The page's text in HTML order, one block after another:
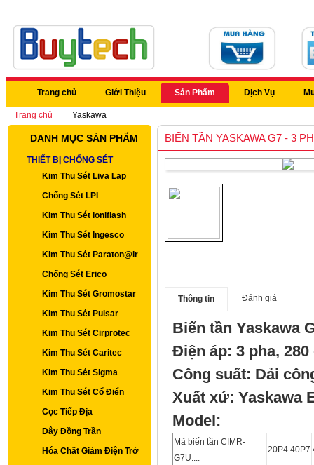
Trang chủ Giới Thiệu Sản Phẩm Dịch Vụ
Trang chủ Yaskawa
DANH MỤC SẢN PHẨM
THIẾT BỊ CHỐNG SÉT
Kim Thu Sét Liva Lap
Chống Sét LPI
Kim Thu Sét Ioniflash
Kim Thu Sét Ingesco
Kim Thu Sét Paraton@ir
Chống Sét Erico
Kim Thu Sét Gromostar
Kim Thu Sét Pulsar
Kim Thu Sét Cirprotec
Kim Thu Sét Caritec
Kim Thu Sét Sigma
Kim Thu Sét Cổ Điển
Cọc Tiếp Địa
Dây Đồng Trần
Hóa Chất Giảm Điện Trở
BIẾN TẦN YASKAWA G7 - 3
Thông tin Đánh giá
Biến tần Yaskawa
Điện áp: 3 pha, 280
Công suất: Dải
Xuất xứ: Yaskawa
Model:
Mã biến tần CIMR-
G7U....
20P4 40P7